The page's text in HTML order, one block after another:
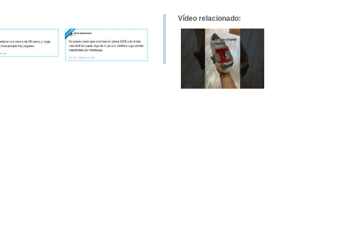
Vídeo relacionado: